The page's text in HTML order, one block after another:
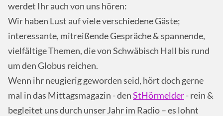
werdet Ihr auch von uns hören:
Wir haben Lust auf viele verschiedene Gäste;
interessante, mitreißende Gespräche & spannende,
vielfältige Themen, die von Schwäbisch Hall bis rund
um den Globus reichen.
Wenn ihr neugierig geworden seid, hört doch gerne
mal in das Mittagsmagazin - denStHörmelder- rein &
begleitet uns durch unser Jahr im Radio – es lohnt